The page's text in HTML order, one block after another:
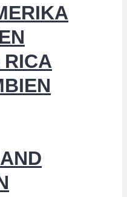
RICA